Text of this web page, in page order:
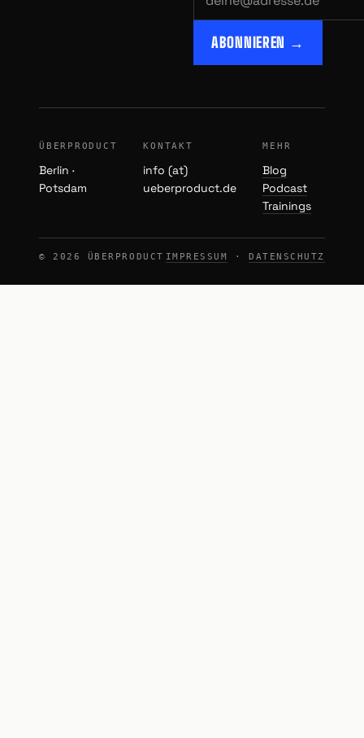
ABONNIEREN →
ÜBERPRODUCT
Berlin ·
Potsdam
KONTAKT
info (at)
ueberproduct.de
MEHR
Blog
Podcast
Trainings
© 2026 ÜBERPRODUCT IMPRESSUM · DATENSCHUTZ